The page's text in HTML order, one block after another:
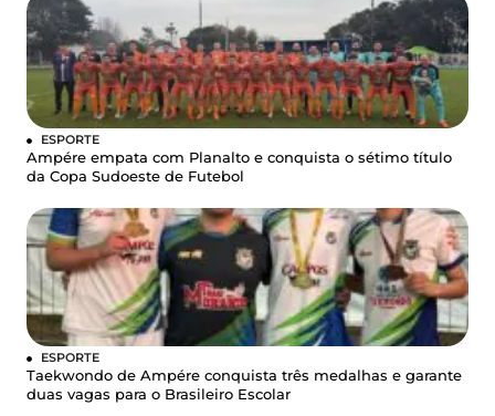
ESPORTE
Ampére empata com Planalto e conquista o sétimo título
da Copa Sudoeste de Futebol
ESPORTE
Taekwondo de Ampére conquista três medalhas e garante
duas vagas para o Brasileiro Escolar